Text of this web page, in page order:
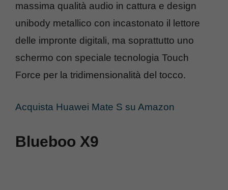
massima qualità audio in cattura e design
unibody metallico con incastonato il lettore
delle impronte digitali, ma soprattutto uno
schermo con speciale tecnologia Touch
Force per la tridimensionalità del tocco.
Acquista Huawei Mate S su Amazon
Blueboo X9